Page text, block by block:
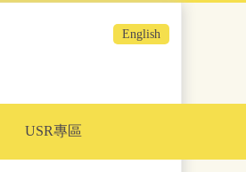
English
USR專區